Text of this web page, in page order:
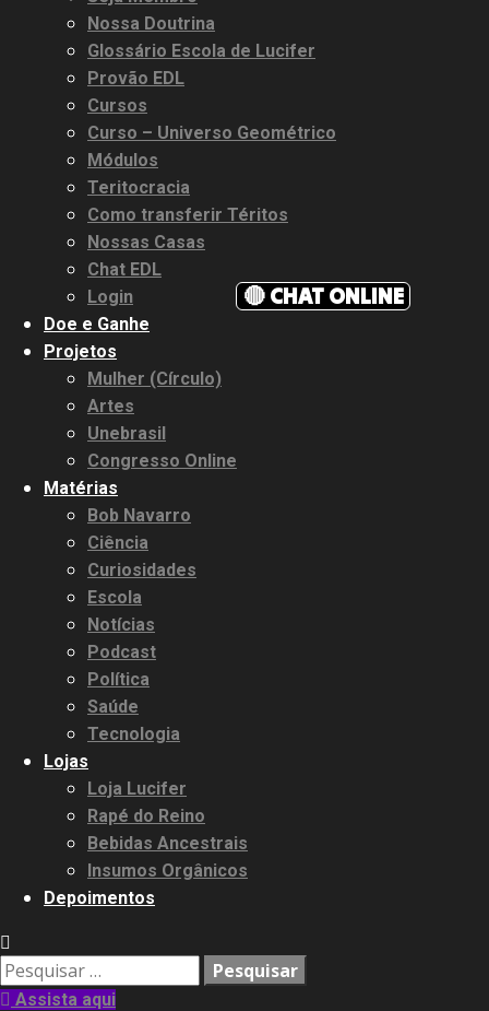
🔴 CHAT ONLINE
Nossa Doutrina
Glossário Escola de Lucifer
Provão EDL
Cursos
Curso – Universo Geométrico
Módulos
Teritocracia
Como transferir Téritos
Nossas Casas
Chat EDL
Login
Doe e Ganhe
Projetos
Mulher (Círculo)
Artes
Unebrasil
Congresso Online
Matérias
Bob Navarro
Ciência
Curiosidades
Escola
Notícias
Podcast
Política
Saúde
Tecnologia
Lojas
Loja Lucifer
Rapé do Reino
Bebidas Ancestrais
Insumos Orgânicos
Depoimentos
Pesquisar
por:Assista aqui
20.03k10.05k